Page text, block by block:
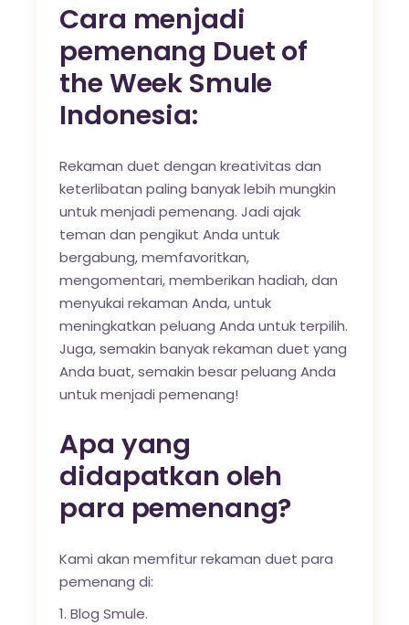
Cara menjadi
pemenang Duet of
the Week Smule
Indonesia:
Rekaman duet dengan kreativitas dan
keterlibatan paling banyak lebih mungkin
untuk menjadi pemenang. Jadi ajak
teman dan pengikut Anda untuk
bergabung, memfavoritkan,
mengomentari, memberikan hadiah, dan
menyukai rekaman Anda, untuk
meningkatkan peluang Anda untuk terpilih.
Juga, semakin banyak rekaman duet yang
Anda buat, semakin besar peluang Anda
untuk menjadi pemenang!
Apa yang
didapatkan oleh
para pemenang?
Kami akan memfitur rekaman duet para
pemenang di:
Blog Smule.